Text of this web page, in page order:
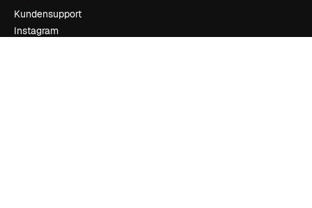
Kundensupport
Instagram